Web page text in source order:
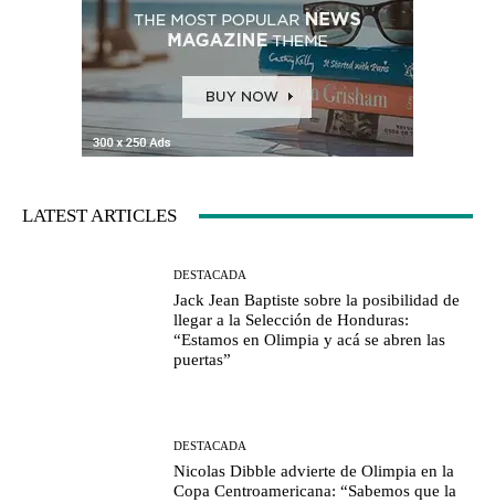
LATEST ARTICLES
DESTACADA
Jack Jean Baptiste sobre la posibilidad de
llegar a la Selección de Honduras:
“Estamos en Olimpia y acá se abren las
puertas”
DESTACADA
Nicolas Dibble advierte de Olimpia en la
Copa Centroamericana: “Sabemos que la